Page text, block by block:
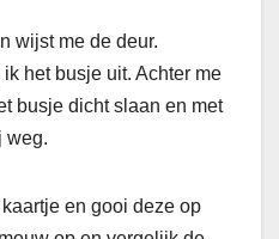
wijst me de deur.
het busje uit. Achter me
busje dicht slaan en met
weg.
en gooi deze op